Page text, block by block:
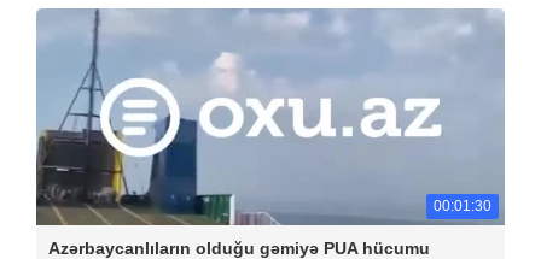
00:01:30
Azərbaycanlıların olduğu gəmiyə PUA hücumu